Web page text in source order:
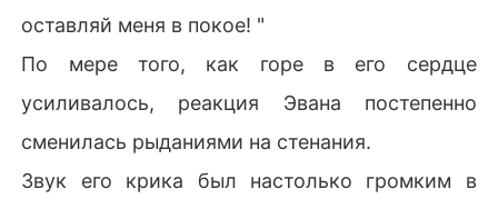
оставляй меня в покое! "
По мере того, как горе в его сердце
усиливалось, реакция Эвана постепенно
сменилась рыданиями на стенания.
Звук его крика был настолько громким в